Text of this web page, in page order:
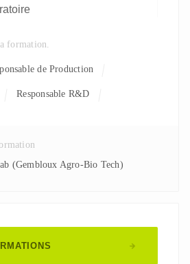
formation.
de Production
Responsable R&D
(Gembloux Agro-Bio Tech)